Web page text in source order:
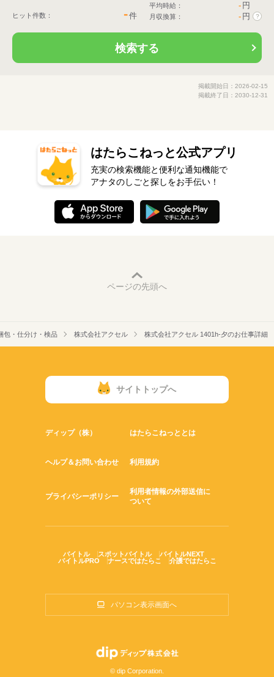
ヒット件数： -件
平均時給： - 円
月収換算： - 円 ?
検索する
掲載開始日：2026-02-15
掲載終了日：2030-12-31
はたらこねっと公式アプリ
充実の検索機能と便利な通知機能で
アナタのしごと探しをお手伝い！
ページの先頭へ
包・仕分け・検品 株式会社アクセル 株式会社アクセル 1401h-夕のお仕事詳細
サイトトップへ
ディップ（株） はたらこねっととは
ヘルプ＆お問い合わせ 利用規約
プライバシーポリシー
利用者情報の外部送信に
ついて
バイトル スポットバイトル
バイトルNEXT
バイトルPRO
ナースではたらこ 介護ではたらこ
パソコン表示画面へ
© dip Corporation.